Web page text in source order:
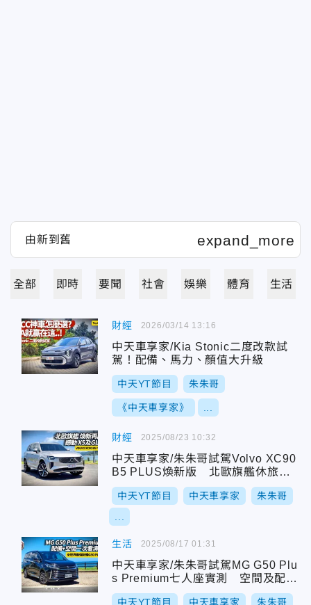
全部 即時 要聞 社會 娛樂 體育 生活
財經
中天車享家/Kia Stonic二度改款試
駕！配備、馬力、顏值大升級
中天YT節目 朱朱哥
《中天車享家》
2026/03/14 13:16
財經
中天車享家/朱朱哥試駕Volvo XC90
B5 PLUS煥新版 北歐旗艦休旅豪
華再進化
中天YT節目 中天車享家 朱朱哥
2025/08/23 10:32
生活
中天車享家/朱朱哥試駕MG G50 Plu
s Premium七人座實測 空間及配備
豪華感超乎想像
中天YT節目 中天車享家 朱朱哥
2025/08/17 01:31